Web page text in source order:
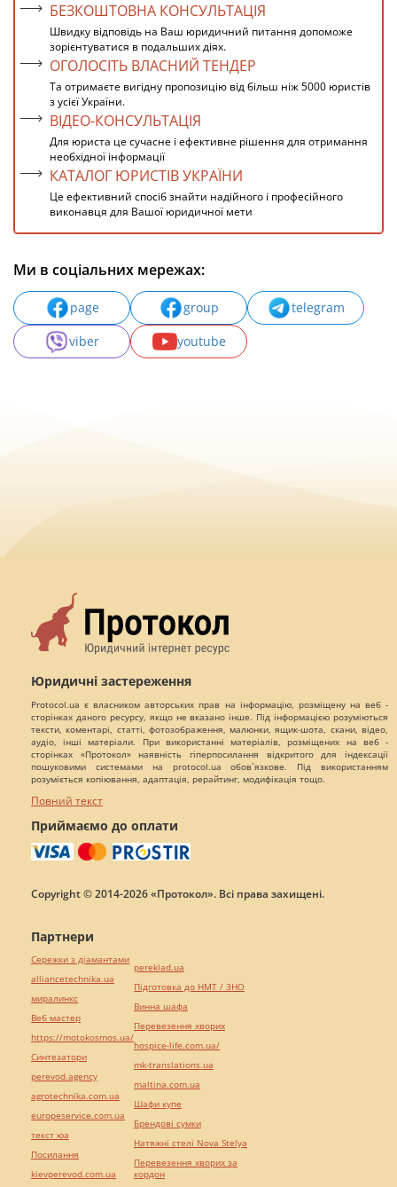
БЕЗКОШТОВНА КОНСУЛЬТАЦІЯ
Швидку відповідь на Ваш юридичний питання допоможе
зорієнтуватися в подальших діях.
ОГОЛОСІТЬ ВЛАСНИЙ ТЕНДЕР
Та отримаєте вигідну пропозицію від більш ніж 5000 юристів
з усієї України.
ВІДЕО-КОНСУЛЬТАЦІЯ
Для юриста це сучасне і ефективне рішення для отримання
необхідної інформації
КАТАЛОГ ЮРИСТІВ УКРАЇНИ
Це ефективний спосіб знайти надійного і професійного
виконавця для Вашої юридичної мети
Ми в соціальних мережах:
page group
telegram
viber
youtube
Юридичні застереження
Protocol.ua є власником авторських прав на інформацію, розміщену на веб -
сторінках даного ресурсу, якщо не вказано інше. Під інформацією розуміються
тексти, коментарі, статті, фотозображення, малюнки, ящик-шота, скани, відео,
аудіо, інші матеріали. При використанні матеріалів, розміщених на веб -
сторінках «Протокол» наявність гіперпосилання відкритого для індексації
пошуковими системами на protocol.ua обов`язкове. Під використанням
розуміється копіювання, адаптація, рерайтинг, модифікація тощо.
Повний текст
Приймаємо до оплати
Copyright © 2014-2026 «Протокол». Всі права захищені.
Партнери
Сережки з діамантами
alliancetechnika.ua
миралинкс
Веб мастер
https://motokosmos.ua/
Синтезатори
perevod.agency
agrotechnika.com.ua
europeservice.com.ua
текст юа
Посилання
kievperevod.com.ua
pereklad.ua
Підготовка до НМТ / ЗНО
Винна шафа
Перевезення хворих
hospice-life.com.ua/
mk-translations.ua
maltina.com.ua
Шафи купе
Брендові сумки
Натяжні стелі Nova Stelya
Перевезення хворих за
кордон